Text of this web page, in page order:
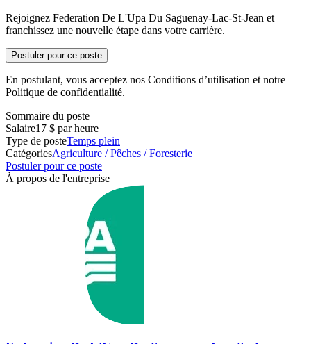
Rejoignez Federation De L'Upa Du Saguenay-Lac-St-Jean et
franchissez une nouvelle étape dans votre carrière.
Postuler pour ce poste
En postulant, vous acceptez nos Conditions d’utilisation et notre
Politique de confidentialité.
Sommaire du poste
Salaire17 $ par heure
Type de posteTemps plein
CatégoriesAgriculture / Pêches / Foresterie
Postuler pour ce poste
À propos de l'entreprise